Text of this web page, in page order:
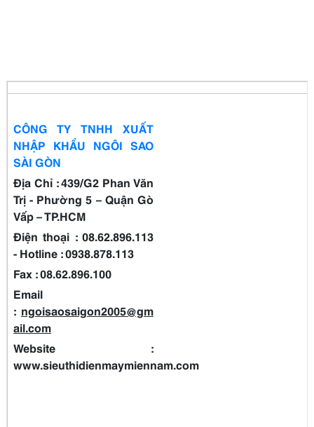
CÔNG TY TNHH XUẤT
NHẬP KHẨU NGÔI SAO
SÀI GÒN
Địa Chỉ : 439/G2 Phan Văn
Trị - Phường 5 – Quận Gò
Vấp – TP.HCM
Điện thoại : 08.62.896.113
- Hotline : 0938.878.113
Fax : 08.62.896.100
Email
: ngoisaosaigon2005@gm
ail.com
Website :
www.sieuthidienmaymiennam.com